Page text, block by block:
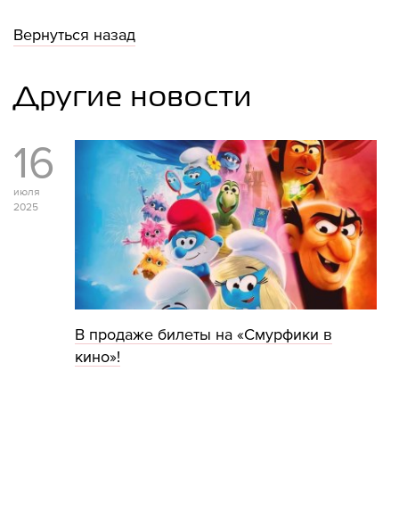
Вернуться назад
Другие новости
16
июля
2025
В продаже билеты на «Смурфики в
кино»!